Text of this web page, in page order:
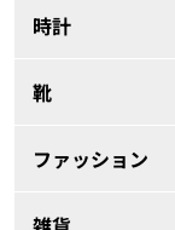
時計
靴
ファッション